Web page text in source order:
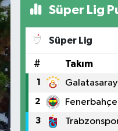
Süper Lig
Süper Lig
# Takım
1 Galatasaray
2 Fenerbahçe
3